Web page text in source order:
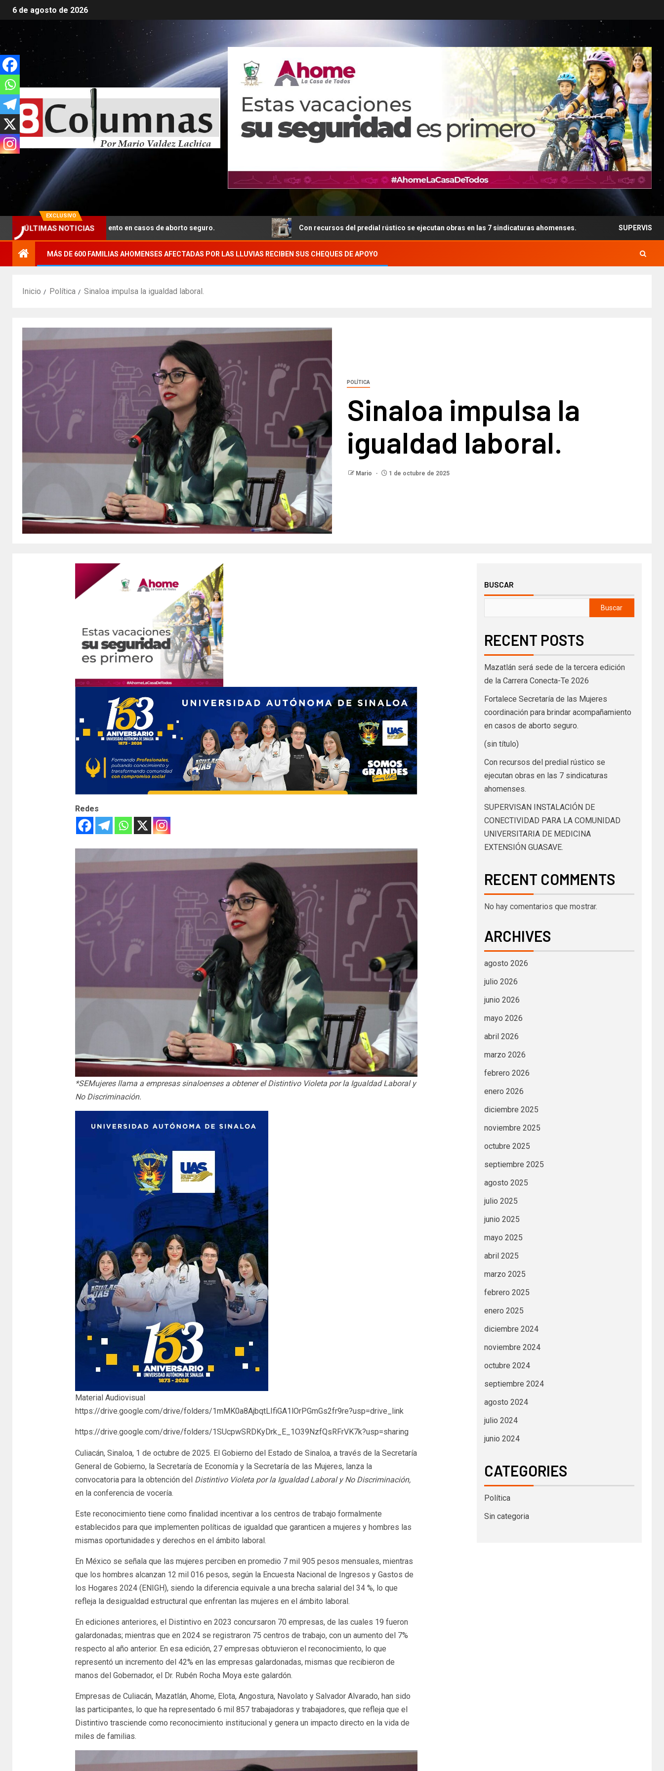
6 de agosto de 2026
EXCLUSIVO
ÚLTIMAS NOTICIAS
acompañamiento en casos de aborto seguro. Con recursos del predial rústico se ejecutan obras en las 7 sindicaturas ahomenses. SUPERVISAN
MÁS DE 600 FAMILIAS AHOMENSES AFECTADAS POR LAS LLUVIAS RECIBEN SUS CHEQUES DE APOYO
Inicio Política Sinaloa impulsa la igualdad laboral.
POLÍTICA
Sinaloa impulsa la
igualdad laboral.
Mario 1 de octubre de 2025
Redes
*SEMujeres llama a empresas sinaloenses a obtener el Distintivo Violeta por la Igualdad Laboral y
No Discriminación.
Material Audiovisual
https://drive.google.com/drive/folders/1mMK0a8AjbqtLIfiGA1lOrPGmGs2fr9re?usp=drive_link
https://drive.google.com/drive/folders/1SUcpwSRDKyDrk_E_1O39NzfQsRFrVK7k?usp=sharing
Culiacán, Sinaloa, 1 de octubre de 2025. El Gobierno del Estado de Sinaloa, a través de la Secretaría
General de Gobierno, la Secretaría de Economía y la Secretaría de las Mujeres, lanza la
convocatoria para la obtención del Distintivo Violeta por la Igualdad Laboral y No Discriminación,
en la conferencia de vocería.
Este reconocimiento tiene como finalidad incentivar a los centros de trabajo formalmente
establecidos para que implementen políticas de igualdad que garanticen a mujeres y hombres las
mismas oportunidades y derechos en el ámbito laboral.
En México se señala que las mujeres perciben en promedio 7 mil 905 pesos mensuales, mientras
que los hombres alcanzan 12 mil 016 pesos, según la Encuesta Nacional de Ingresos y Gastos de
los Hogares 2024 (ENIGH), siendo la diferencia equivale a una brecha salarial del 34 %, lo que
refleja la desigualdad estructural que enfrentan las mujeres en el ámbito laboral.
En ediciones anteriores, el Distintivo en 2023 concursaron 70 empresas, de las cuales 19 fueron
galardonadas; mientras que en 2024 se registraron 75 centros de trabajo, con un aumento del 7%
respecto al año anterior. En esa edición, 27 empresas obtuvieron el reconocimiento, lo que
representó un incremento del 42% en las empresas galardonadas, mismas que recibieron de
manos del Gobernador, el Dr. Rubén Rocha Moya este galardón.
Empresas de Culiacán, Mazatlán, Ahome, Elota, Angostura, Navolato y Salvador Alvarado, han sido
las participantes, lo que ha representado 6 mil 857 trabajadoras y trabajadores, que refleja que el
Distintivo trasciende como reconocimiento institucional y genera un impacto directo en la vida de
miles de familias.
BUSCAR
Buscar
RECENT POSTS
Mazatlán será sede de la tercera edición
de la Carrera Conecta-Te 2026
Fortalece Secretaría de las Mujeres
coordinación para brindar acompañamiento
en casos de aborto seguro.
(sin título)
Con recursos del predial rústico se
ejecutan obras en las 7 sindicaturas
ahomenses.
SUPERVISAN INSTALACIÓN DE
CONECTIVIDAD PARA LA COMUNIDAD
UNIVERSITARIA DE MEDICINA
EXTENSIÓN GUASAVE.
RECENT COMMENTS
No hay comentarios que mostrar.
ARCHIVES
agosto 2026
julio 2026
junio 2026
mayo 2026
abril 2026
marzo 2026
febrero 2026
enero 2026
diciembre 2025
noviembre 2025
octubre 2025
septiembre 2025
agosto 2025
julio 2025
junio 2025
mayo 2025
abril 2025
marzo 2025
febrero 2025
enero 2025
diciembre 2024
noviembre 2024
octubre 2024
septiembre 2024
agosto 2024
julio 2024
junio 2024
CATEGORIES
Política
Sin categoria